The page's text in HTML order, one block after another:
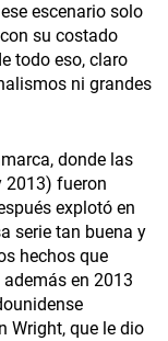
escenario solo
su costado
todo eso, claro
ni grandes
donde las
2013) fueron
explotó en
serie tan buena y
hechos que
en 2013
Wright, que le dio